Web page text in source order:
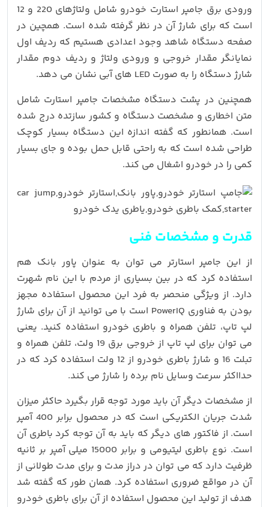
ورودی برق جامپر استارت خودرو شامل ولتاژهای 220 و 12
است که برای شارژ آن در نظر گرفته شده است. همچین در
صفحه دستگاه شاهد وجود اعدادی هستیم که ردیف اول
نمایانگر مقدار خروجی و ورودی ولتاژ و ردیف دوم مقدار
شارژ دستگاه را به صورت LED های آبی نشان می دهد.
همچنین در پشت دستگاه مشخصات جامپر استارت شامل
متن اخطاری و مشخصت دستگاه و کشور سازتده درج شده
است. همانطور که گفته اندازه این دستگاه بسیار کوچک
طراحی شده است که به راحتی قابل حمل بوده و جای بسیار
کمی را در خودرو اشغال می کند.
قدرت و مشخصات فنی
از این جامپر استارتر می توان به عنوان پاور بانک هم
استفاده کرد که در بین بسیاری از مردم با این نام شهرت
دارد. از ویژگی منحصر به فرد این محصول استفاده مجهز
بودن به فناوری PowerIQ است با می توانید از آن برای شارژ
لپ تاپ، تلفن همراه و باطری خودرو استفاده کنید. یعنی
می توان برای لپ تاپ از خروجی برق 19 ولت، تلفن همراه و
تبلت 16 و شارژ باطری خودرو از 12 ولت استفاده کرد که در
حدااکثر سرعت وسایل نام برده را شارژ می کند.
از مشخصات دیگر آن باید مورد توجه قرار بگیرد حاکثر میزان
شدت جریان الکتریکی است که در محصول برابر 400 آمپر
است. از فاکتور های دیگر که باید به آن توجه کرد باطری آن
است. نوع باطری لیتیومی و برابر 15000 میلی آمپر بر ثانیه
ظرفیت دارد که می توان در دراز مدت و برای مدت طولانی از
آن در مواقع ضروری استفاده کرد. همان طور که گفته شد
هدف از تولید این محصول استفاده از آن برای باطری خودرو